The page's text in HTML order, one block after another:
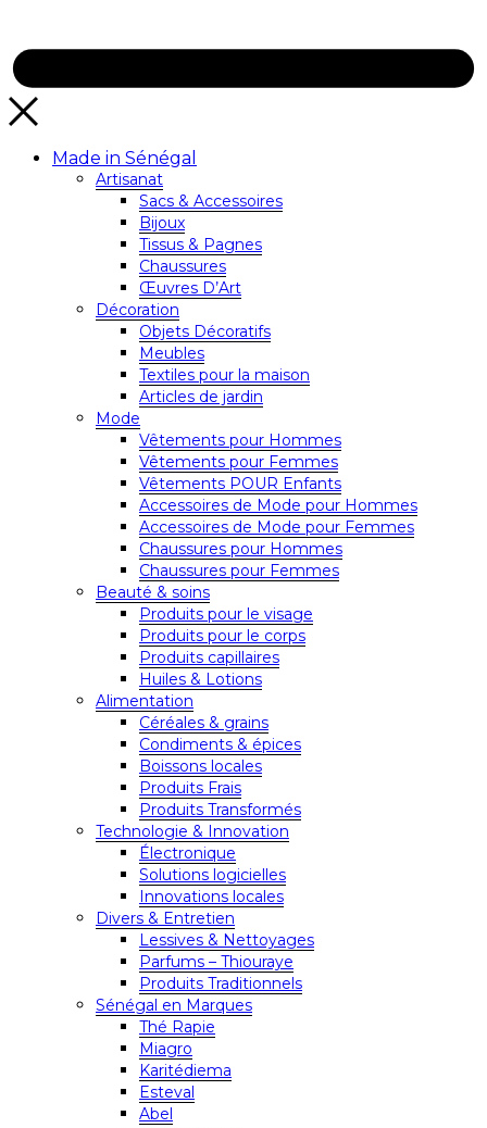
Made in Sénégal
Artisanat
Sacs & Accessoires
Bijoux
Tissus & Pagnes
Chaussures
Œuvres D’Art
Décoration
Objets Décoratifs
Meubles
Textiles pour la maison
Articles de jardin
Mode
Vêtements pour Hommes
Vêtements pour Femmes
Vêtements POUR Enfants
Accessoires de Mode pour Hommes
Accessoires de Mode pour Femmes
Chaussures pour Hommes
Chaussures pour Femmes
Beauté & soins
Produits pour le visage
Produits pour le corps
Produits capillaires
Huiles & Lotions
Alimentation
Céréales & grains
Condiments & épices
Boissons locales
Produits Frais
Produits Transformés
Technologie & Innovation
Électronique
Solutions logicielles
Innovations locales
Divers & Entretien
Lessives & Nettoyages
Parfums – Thiouraye
Produits Traditionnels
Sénégal en Marques
Thé Rapie
Miagro
Karitédiema
Esteval
Abel